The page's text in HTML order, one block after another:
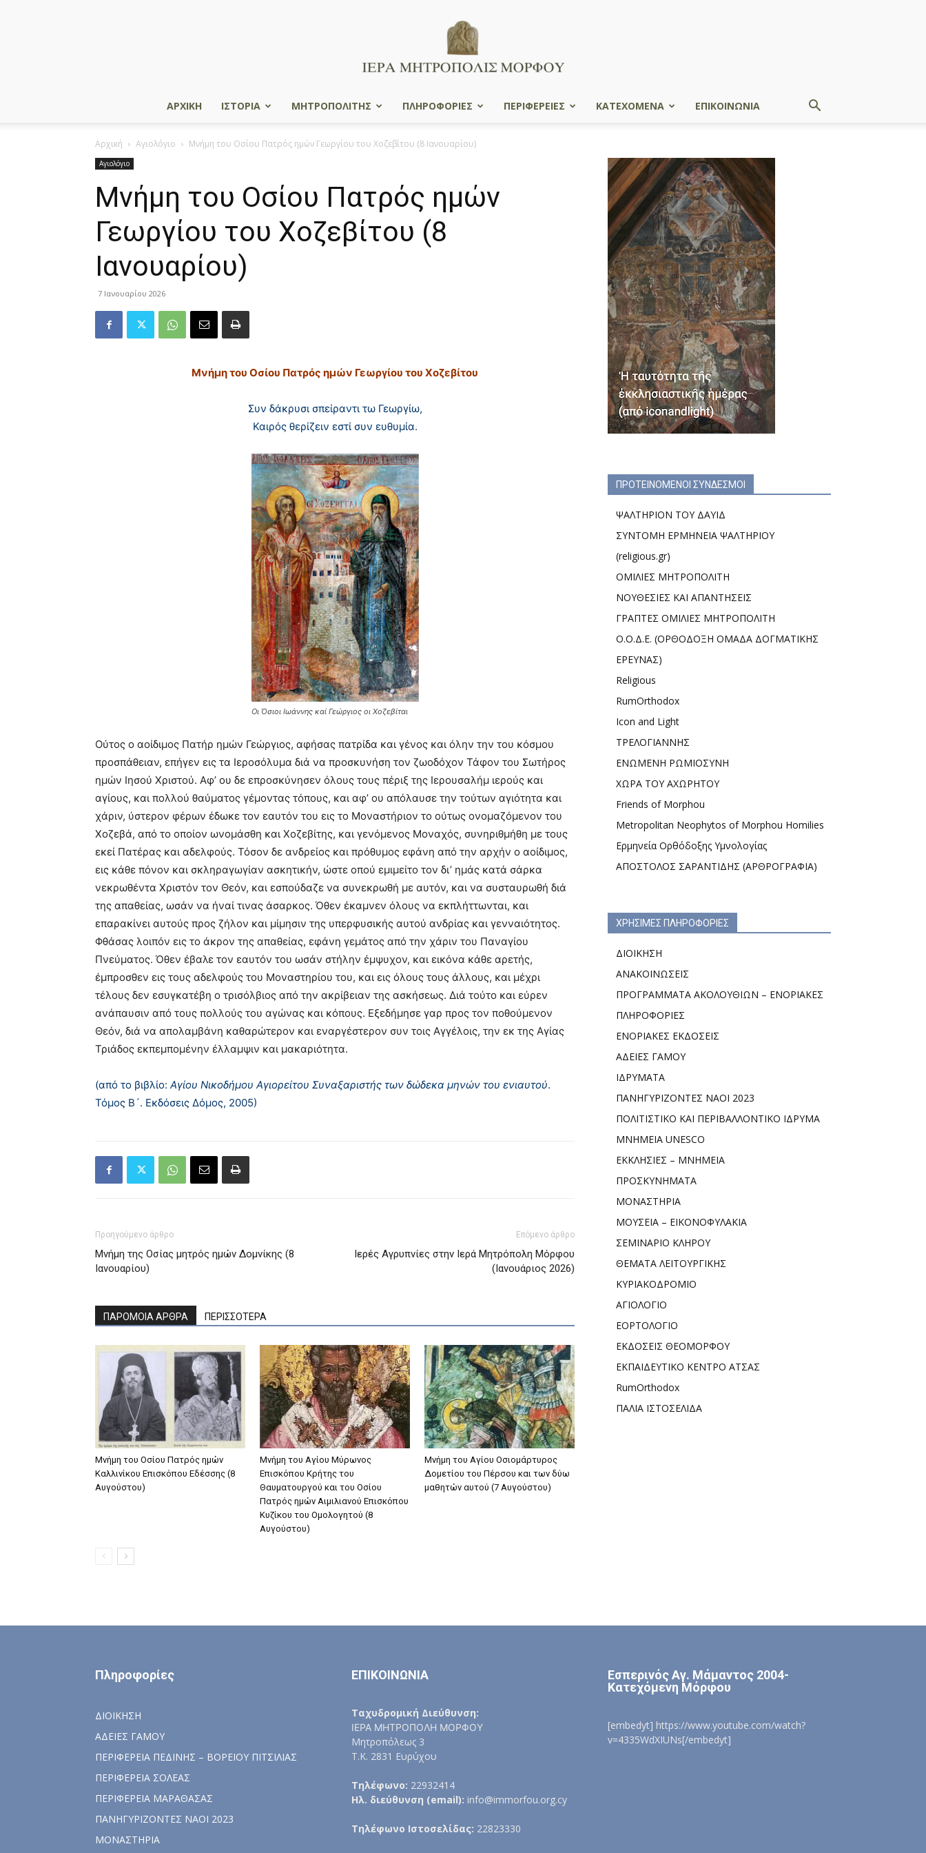
ΑΡΧΙΚΗ ΙΣΤΟΡΙΑ ΜΗΤΡΟΠΟΛΙΤΗΣ ΠΛΗΡΟΦΟΡΙΕΣ ΠΕΡΙΦΕΡΕΙΕΣ ΚΑΤΕΧΟΜΕΝΑ ΕΠΙΚΟΙΝΩΝΙΑ
Αρχική Αγιολόγιο Μνήμη του Oσίου Πατρός ημών Γεωργίου του Χοζεβίτου (8 Ιανουαρίου)
Αγιολόγιο
Μνήμη του Oσίου Πατρός ημών
Γεωργίου του Χοζεβίτου (8
Ιανουαρίου)
7 Ιανουαρίου 2026
Μνήμη του Oσίου Πατρός ημών Γεωργίου του Χοζεβίτου
Συν δάκρυσι σπείραντι τω Γεωργίω,
Καιρός θερίζειν εστί συν ευθυμία.
Οι Όσιοι Ιωάννης καί Γεώργιος οι Χοζεβίται
Oύτος ο αοίδιμος Πατήρ ημών Γεώργιος, αφήσας πατρίδα και γένος και όλην την του κόσμου
προσπάθειαν, επήγεν εις τα Ιεροσόλυμα διά να προσκυνήση τον ζωοδόχον Τάφον του Σωτήρος
ημών Iησού Χριστού. Aφ’ ου δε επροσκύνησεν όλους τους πέριξ της Ιερουσαλήμ ιερούς και
αγίους, και πολλού θαύματος γέμοντας τόπους, και αφ’ ου απόλαυσε την τούτων αγιότητα και
χάριν, ύστερον φέρων έδωκε τον εαυτόν του εις το Μοναστήριον το ούτως ονομαζόμενον του
Χοζεβά, από το οποίον ωνομάσθη και Χοζεβίτης, και γενόμενος Mοναχός, συνηριθμήθη με τους
εκεί Πατέρας και αδελφούς. Τόσον δε ανδρείος και πρόθυμος εφάνη από την αρχήν ο αοίδιμος,
εις κάθε πόνον και σκληραγωγίαν ασκητικήν, ώστε οπού εμιμείτο τον δι’ ημάς κατά σάρκα
νεκρωθέντα Χριστόν τον Θεόν, και εσπούδαζε να συνεκρωθή με αυτόν, και να συσταυρωθή διά
της απαθείας, ωσάν να ήναί τινας άσαρκος. Όθεν έκαμνεν όλους να εκπλήττωνται, και
επαρακίνει αυτούς προς ζήλον και μίμησιν της υπερφυσικής αυτού ανδρίας και γενναιότητος.
Φθάσας λοιπόν εις το άκρον της απαθείας, εφάνη γεμάτος από την χάριν του Παναγίου
Πνεύματος. Όθεν έβαλε τον εαυτόν του ωσάν στήλην έμψυχον, και εικόνα κάθε αρετής,
έμπροσθεν εις τους αδελφούς του Μοναστηρίου του, και εις όλους τους άλλους, και μέχρι
τέλους δεν εσυγκατέβη ο τρισόλβιος από την ακρίβειαν της ασκήσεως. Διά τούτο και εύρεν
ανάπαυσιν από τους πολλούς του αγώνας και κόπους. Eξεδήμησε γαρ προς τον ποθούμενον
Θεόν, διά να απολαμβάνη καθαρώτερον και εναργέστερον συν τοις Aγγέλοις, την εκ της Aγίας
Τριάδος εκπεμπομένην έλλαμψιν και μακαριότητα.
(από το βιβλίο: Αγίου Νικοδήμου Αγιορείτου Συναξαριστής των δώδεκα μηνών του ενιαυτού.
Τόμος Β´. Εκδόσεις Δόμος, 2005)
Προηγούμενο άρθρο
Μνήμη της Oσίας μητρός ημών Δομνίκης (8
Ιανουαρίου)
Επόμενο άρθρο
Ιερές Αγρυπνίες στην Ιερά Μητρόπολη Μόρφου
(Ιανουάριος 2026)
ΠΑΡΟΜΟΙΑ ΑΡΘΡΑ ΠΕΡΙΣΣΟΤΕΡΑ
Μνήμη του Οσίου Πατρός ημών
Καλλινίκου Επισκόπου Εδέσσης (8
Αυγούστου)
Μνήμη του Aγίου Mύρωνος
Eπισκόπου Kρήτης του
Θαυματουργού και του Oσίου
Πατρός ημών Aιμιλιανού Eπισκόπου
Kυζίκου του Oμολογητού (8
Αυγούστου)
Μνήμη του Aγίου Oσιομάρτυρος
Δομετίου του Πέρσου και των δύω
μαθητών αυτού (7 Αυγούστου)
ΠΡΟΤΕΙΝΟΜΕΝΟΙ ΣΥΝΔΕΣΜΟΙ
ΨΑΛΤΗΡΙΟΝ ΤΟΥ ΔΑΥΙΔ
ΣΥΝΤΟΜΗ ΕΡΜΗΝΕΙΑ ΨΑΛΤΗΡΙΟΥ
(religious.gr)
ΟΜΙΛΙΕΣ ΜΗΤΡΟΠΟΛΙΤΗ
ΝΟΥΘΕΣΙΕΣ ΚΑΙ ΑΠΑΝΤΗΣΕΙΣ
ΓΡΑΠΤΕΣ ΟΜΙΛΙΕΣ ΜΗΤΡΟΠΟΛΙΤΗ
Ο.Ο.Δ.Ε. (ΟΡΘΟΔΟΞΗ ΟΜΑΔΑ ΔΟΓΜΑΤΙΚΗΣ
ΕΡΕΥΝΑΣ)
Religious
RumOrthodox
Icon and Light
ΤΡΕΛΟΓΙΑΝΝΗΣ
ΕΝΩΜΕΝΗ ΡΩΜΙΟΣΥΝΗ
ΧΩΡΑ ΤΟΥ ΑΧΩΡΗΤΟΥ
Friends of Morphou
Metropolitan Neophytos of Morphou Homilies
Ερμηνεία Ορθόδοξης Υμνολογίας
ΑΠΟΣΤΟΛΟΣ ΣΑΡΑΝΤΙΔΗΣ (ΑΡΘΡΟΓΡΑΦΙΑ)
ΧΡΗΣΙΜΕΣ ΠΛΗΡΟΦΟΡΙΕΣ
ΔΙΟΙΚΗΣΗ
ΑΝΑΚΟΙΝΩΣΕΙΣ
ΠΡΟΓΡΑΜΜΑΤΑ ΑΚΟΛΟΥΘΙΩΝ – ΕΝΟΡΙΑΚΕΣ
ΠΛΗΡΟΦΟΡΙΕΣ
ΕΝΟΡΙΑΚΕΣ ΕΚΔΟΣΕΙΣ
ΑΔΕΙΕΣ ΓΑΜΟΥ
ΙΔΡΥΜΑΤΑ
ΠΑΝΗΓΥΡΙΖΟΝΤΕΣ ΝΑΟΙ 2023
ΠΟΛΙΤΙΣΤΙΚΟ ΚΑΙ ΠΕΡΙΒΑΛΛΟΝΤΙΚΟ ΙΔΡΥΜΑ
ΜΝΗΜΕΙΑ UNESCO
ΕΚΚΛΗΣΙΕΣ – ΜΝΗΜΕΙΑ
ΠΡΟΣΚΥΝΗΜΑΤΑ
ΜΟΝΑΣΤΗΡΙΑ
ΜΟΥΣΕΙΑ – ΕΙΚΟΝΟΦΥΛΑΚΙΑ
ΣΕΜΙΝΑΡΙΟ ΚΛΗΡΟΥ
ΘΕΜΑΤΑ ΛΕΙΤΟΥΡΓΙΚΗΣ
ΚΥΡΙΑΚΟΔΡΟΜΙΟ
ΑΓΙΟΛΟΓΙΟ
ΕΟΡΤΟΛΟΓΙΟ
ΕΚΔΟΣΕΙΣ ΘΕΟΜΟΡΦΟΥ
ΕΚΠΑΙΔΕΥΤΙΚΟ ΚΕΝΤΡΟ ΑΤΣΑΣ
RumOrthodox
ΠΑΛΙΑ ΙΣΤΟΣΕΛΙΔΑ
Πληροφορίες
ΔΙΟΙΚΗΣΗ
ΑΔΕΙΕΣ ΓΑΜΟΥ
ΠΕΡΙΦΕΡΕΙΑ ΠΕΔΙΝΗΣ – ΒΟΡΕΙΟΥ ΠΙΤΣΙΛΙΑΣ
ΠΕΡΙΦΕΡΕΙΑ ΣΟΛΕΑΣ
ΠΕΡΙΦΕΡΕΙΑ ΜΑΡΑΘΑΣΑΣ
ΠΑΝΗΓΥΡΙΖΟΝΤΕΣ ΝΑΟΙ 2023
ΜΟΝΑΣΤΗΡΙΑ
ΕΠΙΚΟΙΝΩΝΙΑ
Ταχυδρομική Διεύθυνση:
ΙΕΡΑ ΜΗΤΡΟΠΟΛΗ ΜΟΡΦΟΥ
Μητροπόλεως 3
Τ.Κ. 2831 Ευρύχου
Τηλέφωνο: 22932414
Ηλ. διεύθυνση (email): info@immorfou.org.cy
Τηλέφωνο Ιστοσελίδας: 22823330
Εσπερινός Αγ. Μάμαντος 2004-
Κατεχόμενη Μόρφου
[embedyt] https://www.youtube.com/watch?
v=4335WdXIUNs[/embedyt]